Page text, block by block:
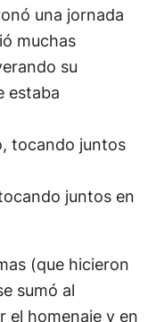
una jornada
muchas
su
juntos en
(que hicieron
sumó al